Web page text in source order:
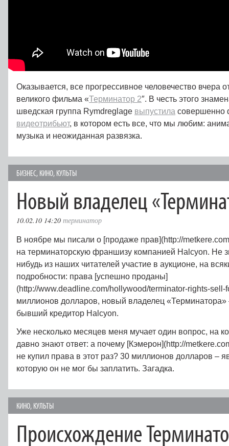
Оказывается, все прогрессивное человечество вчера
великого фильма «Терминатор 2″. В честь этого
шведская группа Rymdreglage выпустила совершенно
видеотрибьют, в котором есть все, что мы любим:
музыка и неожиданная развязка.
БИЗНЕС, КИНО, КУЛЬТЫ
Новый владелец
10.02.10 14:20 терминатор
В ноябре мы писали о [продаже прав](http://
на терминаторскую франшизу компанией Halcyon. Не
нибудь из наших читателей участие в аукционе, на
подробности: права [успешно проданы]
(http://www.deadline.com/hollywood/terminator-rights-sell-
миллионов долларов, новый владелец
бывший кредитор Halcyon.
Уже несколько месяцев меня мучает один вопрос, на
давно знают ответ: а почему [Кэмерон](http://
не купил права в этот раз? 30 миллионов долларов –
которую он не мог бы заплатить. Загадка.
КИНО, КУЛЬТЫ
Происхождение